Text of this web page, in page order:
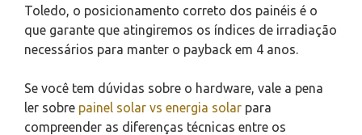
Toledo, o posicionamento correto dos painéis é o
que garante que atingiremos os índices de irradiação
necessários para manter o payback em 4 anos.
Se você tem dúvidas sobre o hardware, vale a pena
ler sobre painel solar vs energia solar para
compreender as diferenças técnicas entre os